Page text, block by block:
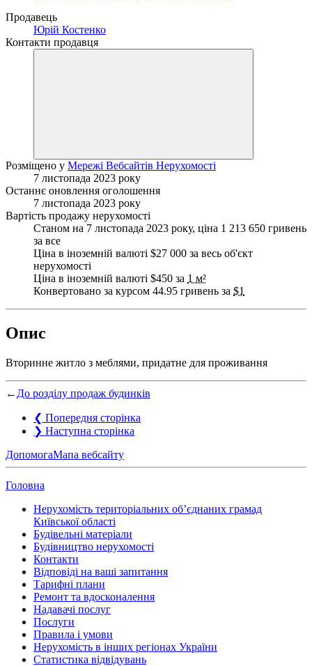
Продавець
Юрій Костенко
Контакти продавця
Розміщено у Мережі Вебсайтів Нерухомості
7 листопада 2023 року
Останнє оновлення оголошення
7 листопада 2023 року
Вартість продажу нерухомості
Станом на 7 листопада 2023 року, ціна 1 213 650 гривень
за все
Ціна в іноземній валюті $27 000 за весь об'єкт
нерухомості
Ціна в іноземній валюті $450 за 1 м²
Конвертовано за курсом 44.95 гривень за $1
Опис
Вторинне житло з меблями, придатне для проживання
← До розділу продаж будинків
❮ Попередня сторінка
❯ Наступна сторінка
ДопомогаМапа вебсайту
Головна
Нерухомість територіальних об’єднаних грамад
Київської області
Будівельні матеріали
Будівництво нерухомості
Контакти
Відповіді на ваші запитання
Тарифні плани
Ремонт та вдосконалення
Надавачі послуг
Послуги
Правила і умови
Нерухомість в інших регіонах України
Статистика відвідувань